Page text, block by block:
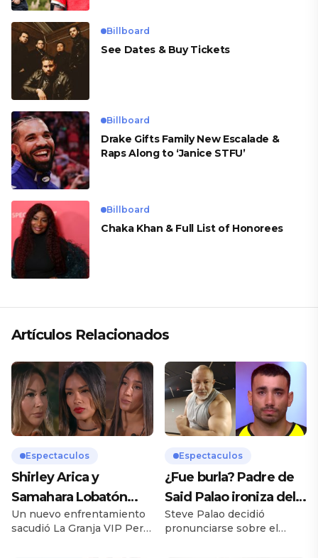
Billboard
See Dates & Buy Tickets
Billboard
Drake Gifts Family New Escalade &
Raps Along to ‘Janice STFU’
Billboard
Chaka Khan & Full List of Honorees
Artículos Relacionados
Espectaculos
Shirley Arica y
Samahara Lobatón
confrontan a Pamela
López tras amenazar a
Un nuevo enfrentamiento
sacudió La Granja VIP Perú
Espectaculos
¿Fue burla? Padre de
Said Palao ironiza del
ampay de su hijo en
yate
Steve Palao decidió
pronunciarse sobre el